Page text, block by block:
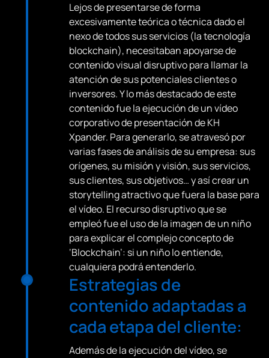
Lejos de presentarse de forma
excesivamente teórica o técnica dado el
nexo de todos sus servicios (la tecnología
blockchain), necesitaban apoyarse de
contenido visual disruptivo para llamar la
atención de sus potenciales clientes o
inversores. Y lo más destacado de este
contenido fue la ejecución de un vídeo
corporativo de presentación de KH
Xpander. Para generarlo, se atravesó por
varias fases de análisis de su empresa: sus
orígenes, su misión y visión, sus servicios,
sus clientes, sus objetivos… y así crear un
storytelling atractivo que fuera la base para
el vídeo. El recurso disruptivo que se
empleó fue el uso de la imagen de un niño
para explicar el complejo concepto de
‘Blockchain’: si un niño lo entiende,
cualquiera podrá entenderlo.
Estrategias de
contenido adaptadas a
cada etapa del cliente:
Además de la ejecución del vídeo, se